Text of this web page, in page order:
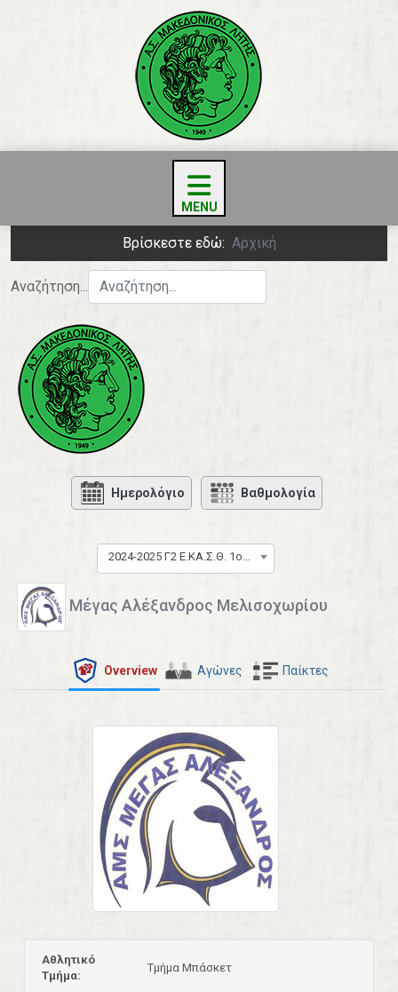
Βρίσκεστε εδώ: Αρχική
Αναζήτηση...
Ημερολόγιο Βαθμολογία
2024-2025 Γ2 Ε.ΚΑ.Σ.Θ. 1ος όμιλος
Μέγας Αλέξανδρος Μελισοχωρίου
Overview Αγώνες Παίκτες
Αθλητικό
Τμήμα:
Τμήμα Μπάσκετ